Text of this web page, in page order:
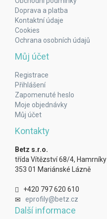
Doprava a platba
Kontaktní údaje
Cookies
Ochrana osobních údajů
Můj účet
Registrace
Přihlášení
Zapomenuté heslo
Moje objednávky
Můj účet
Kontakty
Betz s.r.o.
třída Vítězství 68/4, Hamrníky
353 01 Mariánské Lázně
+420 797 620 610
eprofily@betz.cz
Další informace